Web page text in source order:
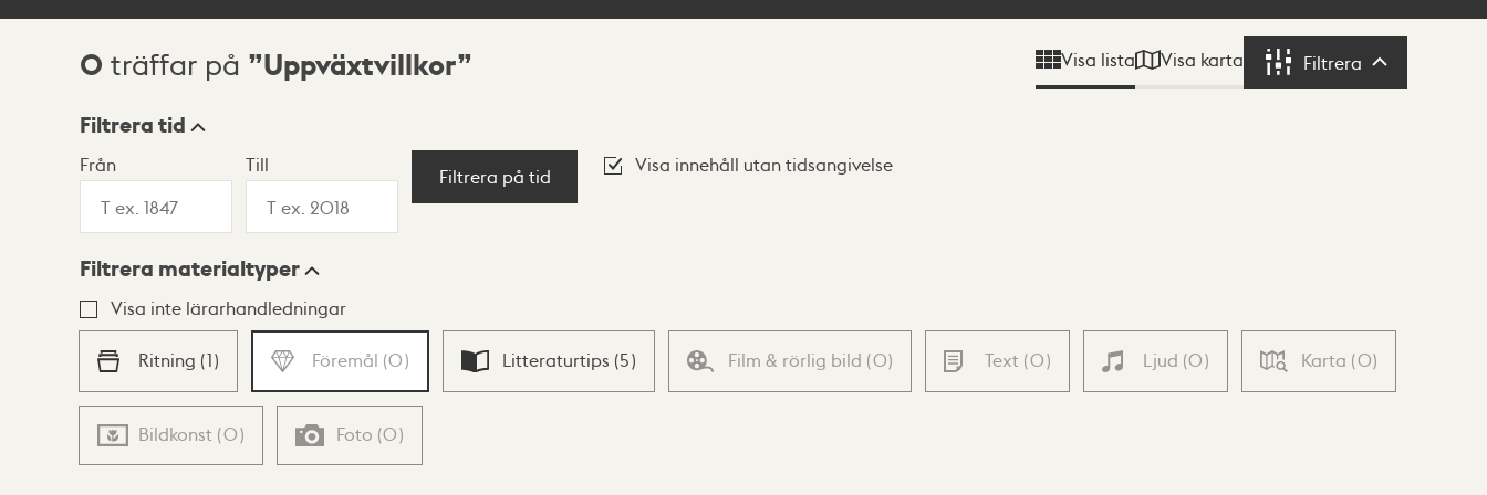
Sökresultat
0 träffar på Uppväxtvillkor Visa lista Visa karta Filtrera Filtrera
Visningsläge
Lista Karta
Filtrera tid
Från Till
Filtrera på tid
Visa innehåll utan tidsangivelse
Filtrera materialtyper
Visa inte lärarhandledningar
Ritning (1) Föremål (0) Litteraturtips (5) Film & rörlig bild (0) Text (0) Ljud (0) Karta (0)
Bildkonst (0) Foto (0)